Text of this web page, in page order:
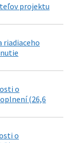
projektu
riadiaceho
o
(26,6
o